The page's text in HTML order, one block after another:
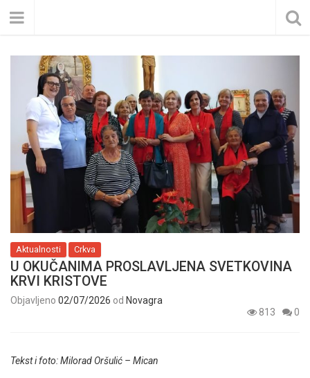
Aktualnosti Crkva
U OKUČANIMA PROSLAVLJENA SVETKOVINA
KRVI KRISTOVE
Objavljeno 02/07/2026 od Novagra
813
0
Tekst i foto: Milorad Oršulić – Mican